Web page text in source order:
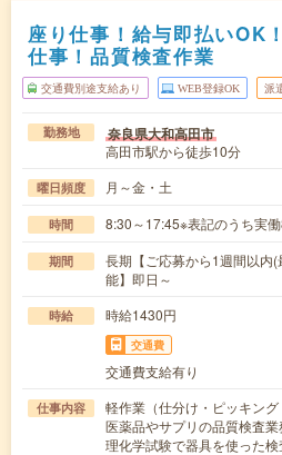
座り仕事！給与即払いOK
仕事！品質検査作業
交通費別途支給あり WEB登録OK 派
勤務地 奈良県大和高田市
高田市駅から徒歩10分
曜日頻度 月～金・土
時間 8:30～17:45※表記のうち実働
期間
長期【ご応募から1週間以内
能】即日～
時給 時給1430円
交通費
交通費支給有り
仕事内容
軽作業（仕分け・ピッキング
医薬品やサプリの品質検査
理化学試験で器具を使った